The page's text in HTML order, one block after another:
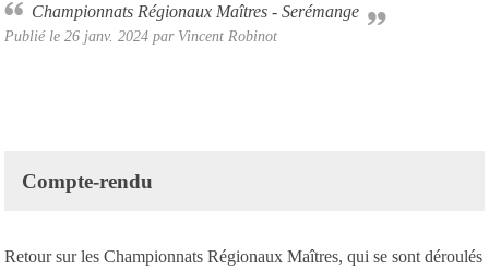
Championnats Régionaux Maîtres - Serémange
Publié le 26 janv. 2024 par Vincent Robinot
Compte-rendu
Retour sur les Championnats Régionaux Maîtres, qui se sont déroulés